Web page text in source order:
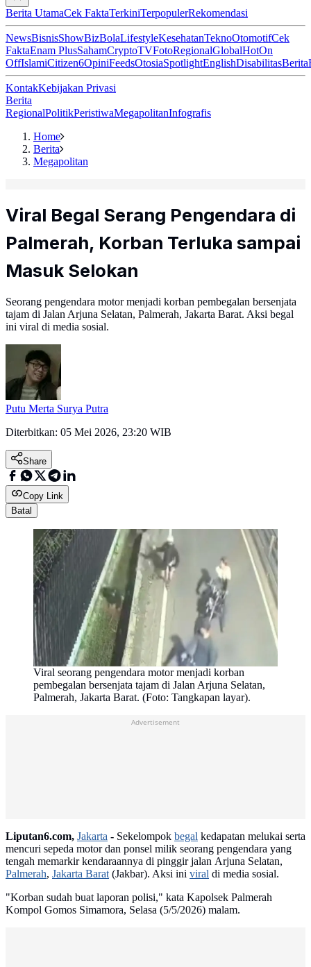
Berita UtamaCek FaktaTerkiniTerpopulerRekomendasi
NewsBisnisShowBizBolaLifestyleKesehatanTeknoOtomotifCek
FaktaEnam PlusSahamCryptoTVFotoRegionalGlobalHotOn
OffIslamiCitizen6OpiniFeedsOtosiaSpotlightEnglishDisabilitasBerita
KontakKebijakan Privasi
Berita
RegionalPolitikPeristiwaMegapolitanInfografis
Home
Berita
Megapolitan
Viral Begal Serang Pengendara di
Palmerah, Korban Terluka sampai
Masuk Selokan
Seorang pengendara motor menjadi korban pembegalan bersenjata
tajam di Jalan Arjuna Selatan, Palmerah, Jakarta Barat. Aksi begal
ini viral di media sosial.
Putu Merta Surya Putra
Diterbitkan: 05 Mei 2026, 23:20 WIB
Share
Copy Link
Batal
Viral seorang pengendara motor menjadi korban
pembegalan bersenjata tajam di Jalan Arjuna Selatan,
Palmerah, Jakarta Barat. (Foto: Tangkapan layar).
Advertisement
Liputan6.com, Jakarta - Sekelompok begal kedapatan melukai serta
mencuri sepeda motor dan ponsel milik seorang pengendara yang
tengah memarkir kendaraannya di pinggir jalan Arjuna Selatan,
Palmerah, Jakarta Barat(Jakbar). Aksi ini viral di media sosial.
"Korban sudah buat laporan polisi," kata Kapolsek Palmerah
Kompol Gomos Simamora, Selasa (5/5/2026) malam.